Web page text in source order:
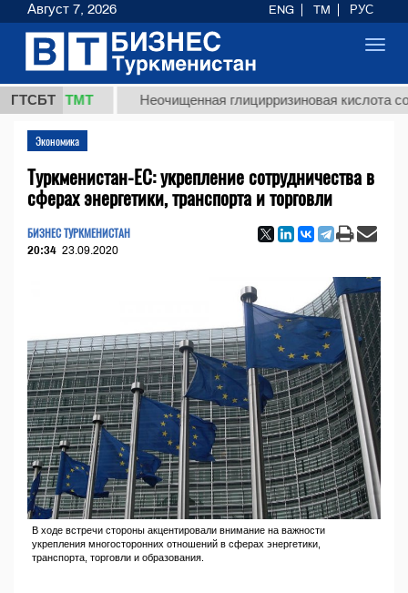
ГТСБТ
ТМТ Неочищенная глицирризиновая кислота
Экономика
Туркменистан-ЕС: укрепление сотрудничества в
сферах энергетики, транспорта и торговли
БИЗНЕС ТУРКМЕНИСТАН
20:34 23.09.2020
В ходе встречи стороны акцентировали внимание на важности
укрепления многосторонних отношений в сферах энергетики,
транспорта, торговли и образования.
Август 7, 2026 ENG TM РУС